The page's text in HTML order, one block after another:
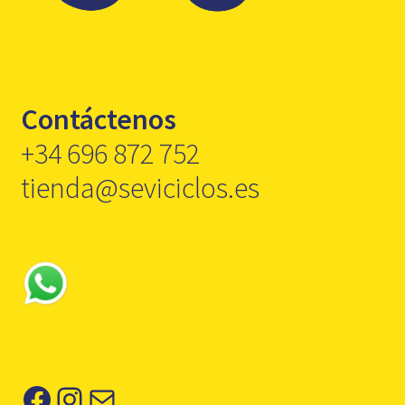
Contáctenos
+34 696 872 752
tienda@seviciclos.es